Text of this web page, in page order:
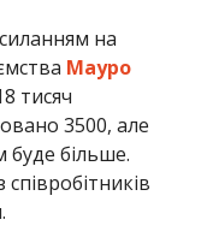
на
Мауро
тисяч
3500, але
буде більше.